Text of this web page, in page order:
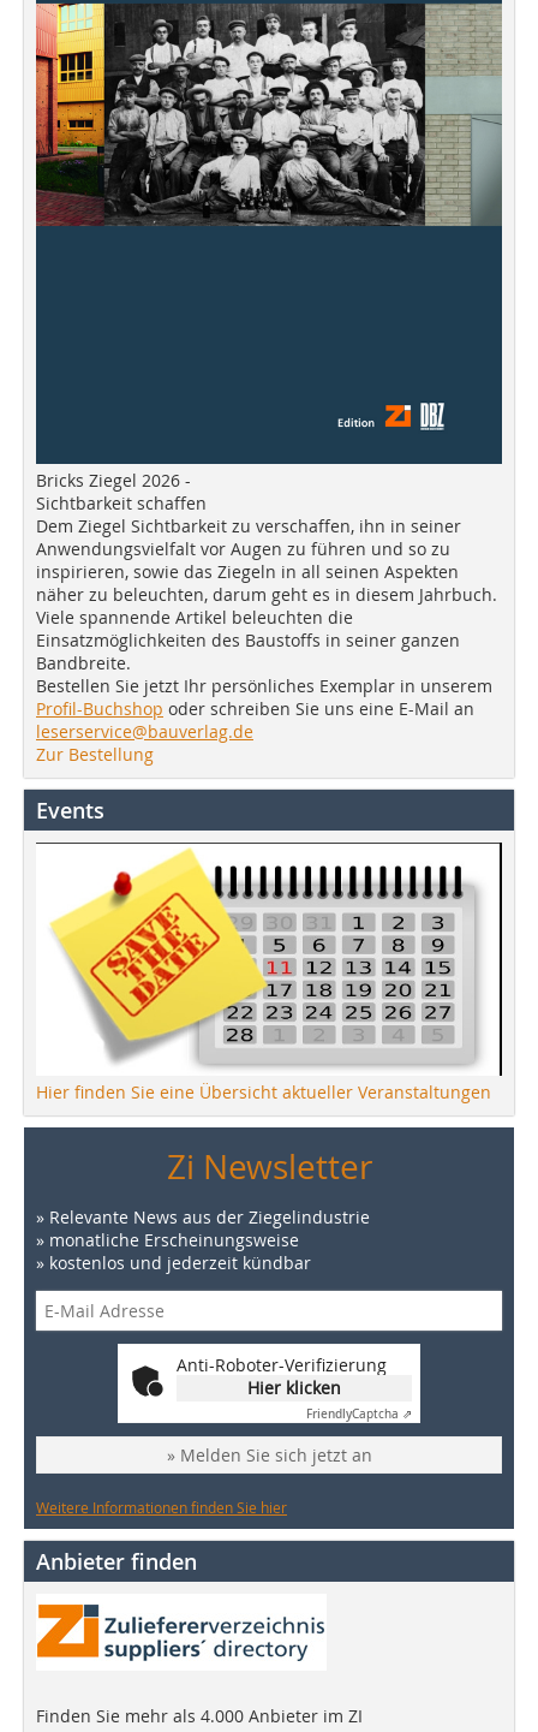
Bricks Ziegel 2026 -
Sichtbarkeit schaffen
Dem Ziegel Sichtbarkeit zu verschaffen, ihn in seiner
Anwendungsvielfalt vor Augen zu führen und so zu
inspirieren, sowie das Ziegeln in all seinen Aspekten
näher zu beleuchten, darum geht es in diesem Jahrbuch.
Viele spannende Artikel beleuchten die
Einsatzmöglichkeiten des Baustoffs in seiner ganzen
Bandbreite.
Bestellen Sie jetzt Ihr persönliches Exemplar in unserem
Profil-Buchshop oder schreiben Sie uns eine E-Mail an
leserservice@bauverlag.de
Zur Bestellung
Events
Hier finden Sie eine Übersicht aktueller Veranstaltungen
Zi Newsletter
» Relevante News aus der Ziegelindustrie
» monatliche Erscheinungsweise
» kostenlos und jederzeit kündbar
Anti-Roboter-Verifizierung
Hier klicken
FriendlyCaptcha ⇗
» Melden Sie sich jetzt an
Weitere Informationen finden Sie hier
Anbieter finden
Finden Sie mehr als 4.000 Anbieter im ZI